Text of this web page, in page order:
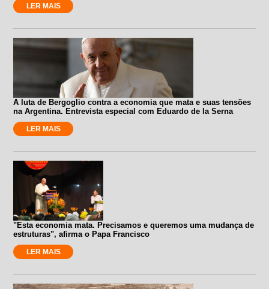
LER MAIS
A luta de Bergoglio contra a economia que mata e suas tensões
na Argentina. Entrevista especial com Eduardo de la Serna
LER MAIS
"Esta economia mata. Precisamos e queremos uma mudança de
estruturas", afirma o Papa Francisco
LER MAIS